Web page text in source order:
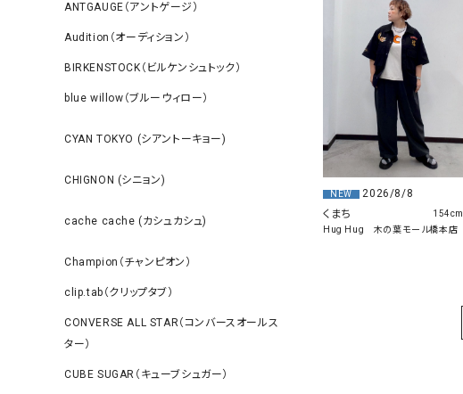
ANTGAUGE（アントゲージ）
Audition（オーディション）
BIRKENSTOCK（ビルケンシュトック）
blue willow（ブルーウィロー）
CYAN TOKYO (シアントーキョー)
CHIGNON (シニョン)
cache cache (カシュカシュ)
Champion（チャンピオン）
clip.tab（クリップタブ）
CONVERSE ALL STAR（コンバースオールス
ター）
CUBE SUGAR（キューブシュガー）
NEW
2026/8/8
くまち
Hug Hug 木の葉モール橋本店
154cm